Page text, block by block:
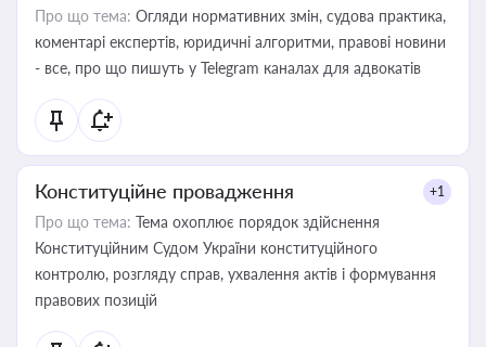
Про що тема: Огляди нормативних змін, судова практика,
коментарі експертів, юридичні алгоритми, правові новини
- все, про що пишуть у Telegram каналах для адвокатів
Конституційне провадження +1
Про що тема: Тема охоплює порядок здійснення
Конституційним Судом України конституційного
контролю, розгляду справ, ухвалення актів і формування
правових позицій